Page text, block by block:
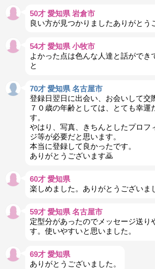
50才 愛知県 岩倉市
良い方が見つかりましたありがとう
54才 愛知県 小牧市
よかった点は色んな人達と話ができ
と
70才 愛知県 名古屋市
登録日翌日に出会い、お会いして交
７０歳の年齢としては、とても幸運
す。
やはり、写真、きちんとしたプロフ
ジ等が必要だと思います。
本当に登録して良かったです。
ありがとうございます🙇
60才 愛知県
楽しめました。ありがとうございま
59才 愛知県 名古屋市
定型分があったのでメッセージ送り
す。使いやすいと思いました。
69才 愛知県
ありがとうございました。